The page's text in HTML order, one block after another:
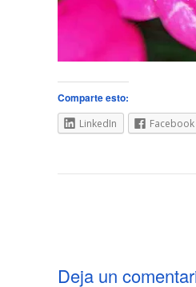
Comparte esto:
LinkedIn Facebook
Deja un